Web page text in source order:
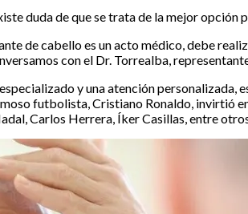
duda de que se trata de la mejor
de cabello es un acto médico, debe
con el Dr. Torrealba,
y una atención
futbolista, Cristiano Ronaldo, invirtió
Carlos Herrera, Íker Casillas, entre